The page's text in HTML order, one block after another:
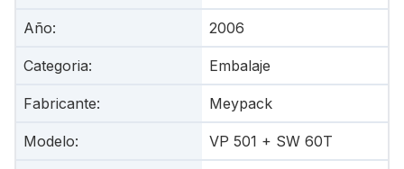
Año: 2006
Categoria: Embalaje
Fabricante: Meypack
Modelo: VP 501 + SW 60T